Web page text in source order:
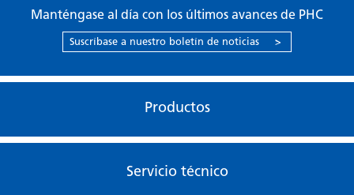
Manténgase al día con los últimos avances de PHC
Suscríbase a nuestro boletín de noticias >
Productos
Servicio técnico